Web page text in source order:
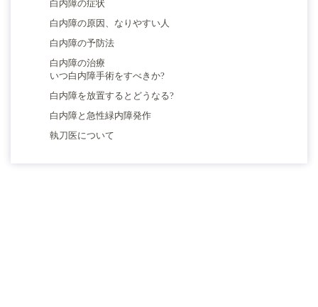
白内障の症状
白内障の原因、なりやすい人
白内障の予防法
白内障の治療
いつ白内障手術をすべきか?
白内障を放置するとどうなる?
白内障と急性緑内障発作
執刀医について